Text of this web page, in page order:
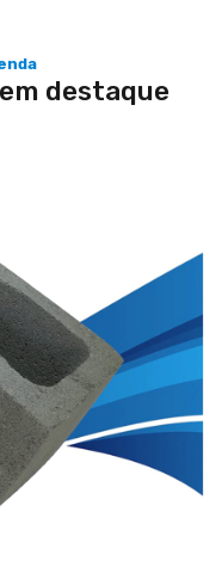
destaque